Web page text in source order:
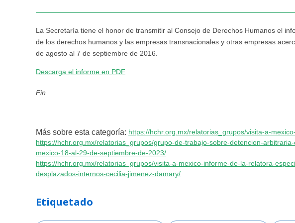
La Secretaría tiene el honor de transmitir al Consejo de Derechos Humanos el
de los derechos humanos y las empresas transnacionales y otras empresas
de agosto al 7 de septiembre de 2016.
Descarga el informe en PDF
Fin
Más sobre esta categoría: https://hchr.org.mx/relatorias_grupos/visita-a-
https://hchr.org.mx/relatorias_grupos/grupo-de-trabajo-sobre-detencion-
mexico-18-al-29-de-septiembre-de-2023/
https://hchr.org.mx/relatorias_grupos/visita-a-mexico-informe-de-la-relatora-
desplazados-internos-cecilia-jimenez-damary/
Etiquetado